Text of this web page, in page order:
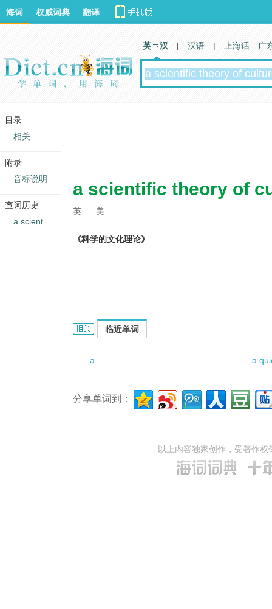
a scientific theory of
英 美
《科学的文化理论》
A Scientific Theory of Culture的相关资料：
临近单词
a a
分享单词到：
以上内容独家创作，受著作权
海词 权威词典 翻译
英 汉 | 汉语 | 上海话 广
目录
相关
附录
音标说明
查词历史
a scient